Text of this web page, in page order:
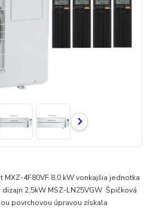
4F80VF 8,0 kW vonkajšia jednotka
2,5kW MSZ-LN25VGW Špičková
povrchovou úpravou získala